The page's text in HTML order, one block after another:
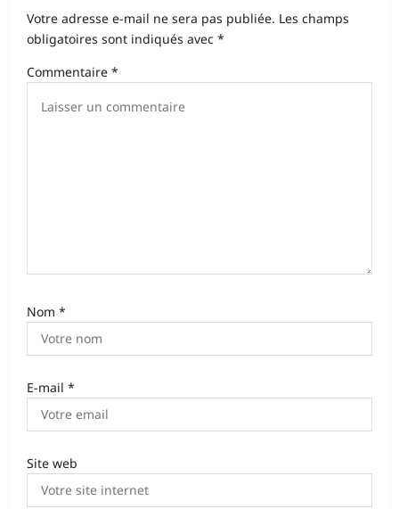
o
d
l
e
Votre adresse e-mail ne sera pas publiée. Les champs
obligatoires sont indiqués avec *
Commentaire *
Nom *
E-mail *
Site web